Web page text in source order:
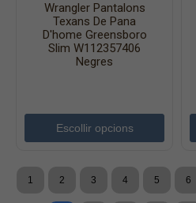
Wrangler Pantalons
Texans De Pana
D'home Greensboro
Slim W112357406
Negres
Escollir opcions
1 2 3 4 5 6